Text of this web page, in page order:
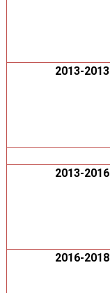
2013-2013
2013-2016
2016-2018